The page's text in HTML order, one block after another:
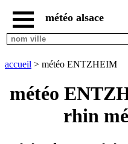
accueil
radar
ENTZHEIM
météo
météo alsace
accueil > météo ENTZHEIM
météo
rhin